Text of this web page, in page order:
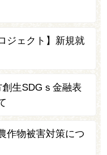
ジェクト】新規就
生SDGｓ金融表
作物被害対策につ